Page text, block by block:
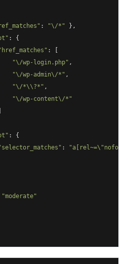
: "\/*" },
: {
: [
"\/wp-login.php" ,
"\/wp-admin\/*" ,
"\/*\\?*" ,
"\/wp-content\/*"
: {
:
"moderate"